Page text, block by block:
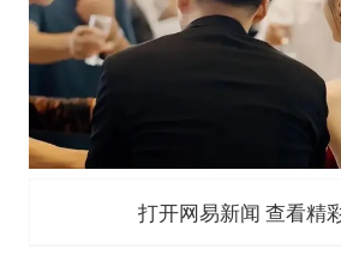
打开网易新闻 查看精